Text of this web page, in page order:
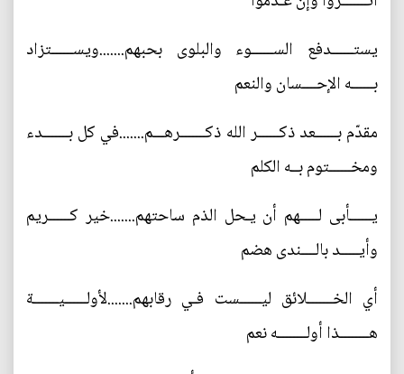
يستــــــدفع الســــــوء والبلوى بحبهم.......ويســــــتزاد
بــــــه الإحــــسان والنعم
مقدّم بــــــعد ذكــــــر الله ذكـــــــرهـــم.......في كل بـــــــدء
ومخــــــتوم بــه الكلم
يــــــأبى لـــــهم أن يـحل الذم ساحتهم.......خير كــــــريم
وأيـــــد بالــــندى هضم
أي الخـــــــلائق ليــــــست فـي رقابهم.......لأولــــــيـــــــة
هــــــــذا أولــــــــه نعم